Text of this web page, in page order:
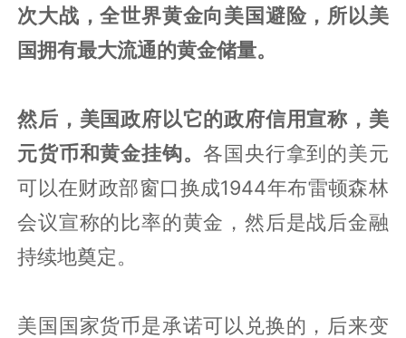
次大战，全世界黄金向美国避险，所以美
国拥有最大流通的黄金储量。
然后，美国政府以它的政府信用宣称，美
元货币和黄金挂钩。 各国央行拿到的美元
可以在财政部窗口换成1944年布雷顿森林
会议宣称的比率的黄金，然后是战后金融
持续地奠定。
美国国家货币是承诺可以兑换的，后来变